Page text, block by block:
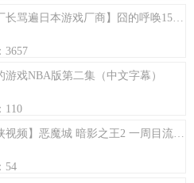
【敖厂长骂遍日本游戏厂商】囧的呼唤159期（上）
3657
游戏NBA版第二集（中文字幕）
110
【游侠视频】恶魔城 暗影之王2 一周目流程攻略 p7
54